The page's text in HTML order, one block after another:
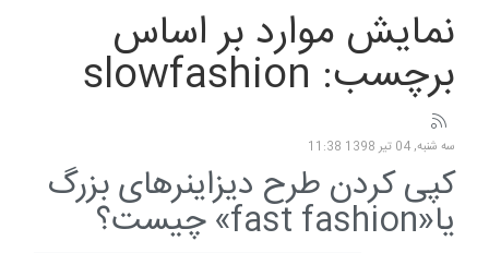
نمایش موارد بر اساس
برچسب: slowfashion
سه شنبه, 04 تیر 1398 11:38
کپی کردن طرح دیزاینرهای بزرگ
یا«fast fashion» چیست؟